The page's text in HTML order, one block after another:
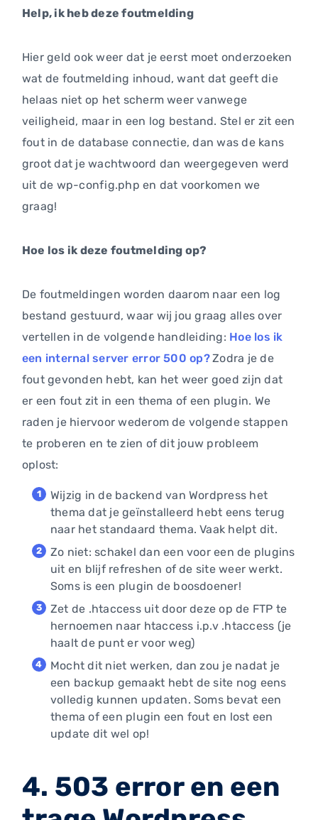
Help, ik heb deze foutmelding
Hier geld ook weer dat je eerst moet onderzoeken
wat de foutmelding inhoud, want dat geeft die
helaas niet op het scherm weer vanwege
veiligheid, maar in een log bestand. Stel er zit een
fout in de database connectie, dan was de kans
groot dat je wachtwoord dan weergegeven werd
uit de wp-config.php en dat voorkomen we
graag!
Hoe los ik deze foutmelding op?
De foutmeldingen worden daarom naar een log
bestand gestuurd, waar wij jou graag alles over
vertellen in de volgende handleiding: Hoe los ik
een internal server error 500 op?Zodra je de
fout gevonden hebt, kan het weer goed zijn dat
er een fout zit in een thema of een plugin. We
raden je hiervoor wederom de volgende stappen
te proberen en te zien of dit jouw probleem
oplost:
Wijzig in de backend van Wordpress het
thema dat je geïnstalleerd hebt eens terug
naar het standaard thema. Vaak helpt dit.
Zo niet: schakel dan een voor een de plugins
uit en blijf refreshen of de site weer werkt.
Soms is een plugin de boosdoener!
Zet de .htaccess uit door deze op de FTP te
hernoemen naar htaccess i.p.v .htaccess (je
haalt de punt er voor weg)
Mocht dit niet werken, dan zou je nadat je
een backup gemaakt hebt de site nog eens
volledig kunnen updaten. Soms bevat een
thema of een plugin een fout en lost een
update dit wel op!
4. 503 error en een